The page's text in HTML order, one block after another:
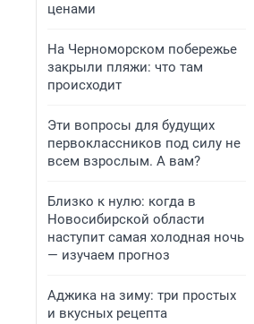
ценами
На Черноморском побережье
закрыли пляжи: что там
происходит
Эти вопросы для будущих
первоклассников под силу не
всем взрослым. А вам?
Близко к нулю: когда в
Новосибирской области
наступит самая холодная ночь
— изучаем прогноз
Аджика на зиму: три простых
и вкусных рецепта